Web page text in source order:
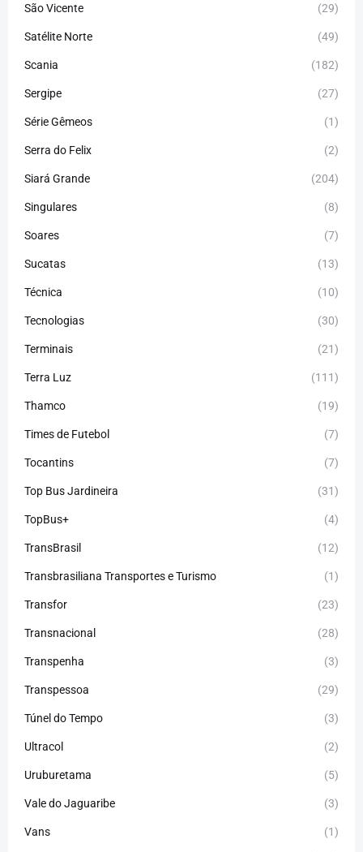
São Vicente (29)
Satélite Norte (49)
Scania (182)
Sergipe (27)
Série Gêmeos (1)
Serra do Felix (2)
Siará Grande (204)
Singulares (8)
Soares (7)
Sucatas (13)
Técnica (10)
Tecnologias (30)
Terminais (21)
Terra Luz (111)
Thamco (19)
Times de Futebol (7)
Tocantins (7)
Top Bus Jardineira (31)
TopBus+ (4)
TransBrasil (12)
Transbrasiliana Transportes e Turismo (1)
Transfor (23)
Transnacional (28)
Transpenha (3)
Transpessoa (29)
Túnel do Tempo (3)
Ultracol (2)
Uruburetama (5)
Vale do Jaguaribe (3)
Vans (1)